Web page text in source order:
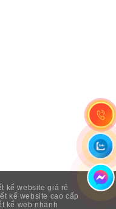
kế website giá rẻ
kế website cao cấp
kế web nhanh